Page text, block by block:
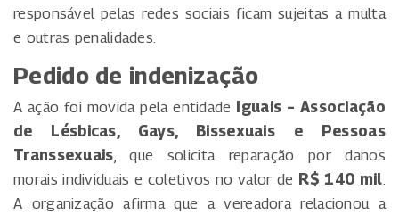
responsável pelas redes sociais ficam sujeitas a multa
e outras penalidades.
Pedido de indenização
A ação foi movida pela entidade
Iguais – Associação
de Lésbicas, Gays, Bissexuais e Pessoas
Transsexuais, que solicita reparação por danos
morais individuais e coletivos no valor de R$ 140 mil.
A organização afirma que a vereadora relacionou a